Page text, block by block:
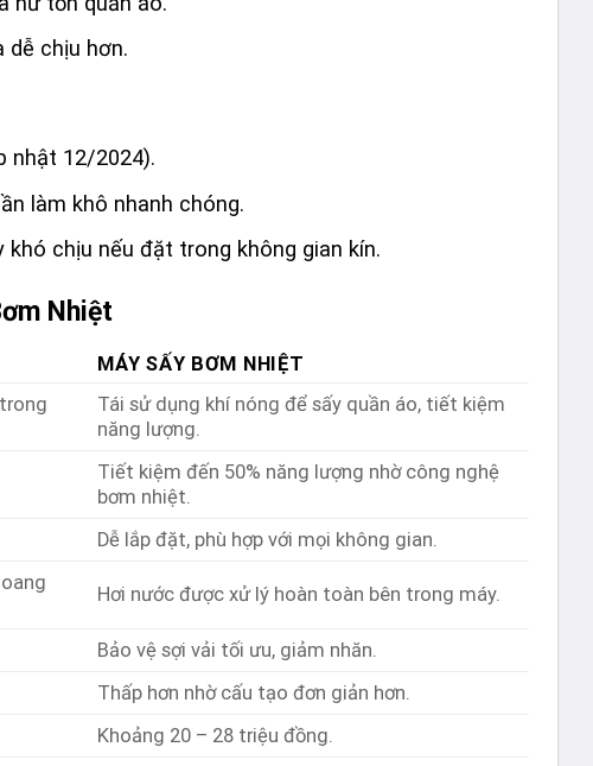
dễ chịu hơn.
nhật 12/2024).
làm khô nhanh chóng.
chịu nếu đặt trong không gian kín.
Nhiệt
MÁY SẤY BƠM NHIỆT
Tái sử dụng khí nóng để sấy quần áo, tiết kiệm
năng lượng.
Tiết kiệm đến 50% năng lượng nhờ công nghệ
bơm nhiệt.
Dễ lắp đặt, phù hợp với mọi không gian.
Hơi nước được xử lý hoàn toàn bên trong máy.
Bảo vệ sợi vải tối ưu, giảm nhăn.
Thấp hơn nhờ cấu tạo đơn giản hơn.
Khoảng 20 – 28 triệu đồng.